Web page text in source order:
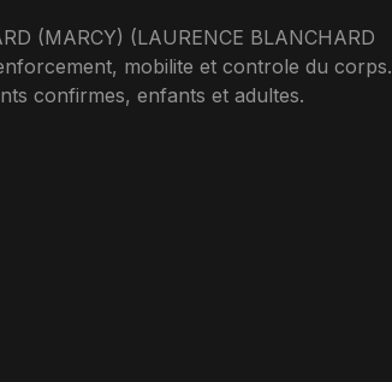
(MARCY) (LAURENCE BLANCHARD
mobilite et controle du corps.
confirmes, enfants et adultes.